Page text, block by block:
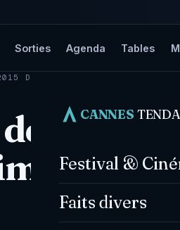
Sorties Agenda Tables
CANNES
Festival &
Faits divers
DANS LES ALPES-MARITIMES :
2015
: les